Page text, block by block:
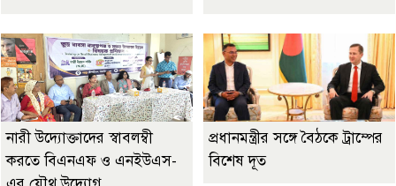
নারী উদ্যোক্তাদের স্বাবলম্বী
করতে বিএনএফ ও এনইউএস-
প্রধানমন্ত্রীর সঙ্গে বৈঠকে ট্রাম্পের
বিশেষ দূত